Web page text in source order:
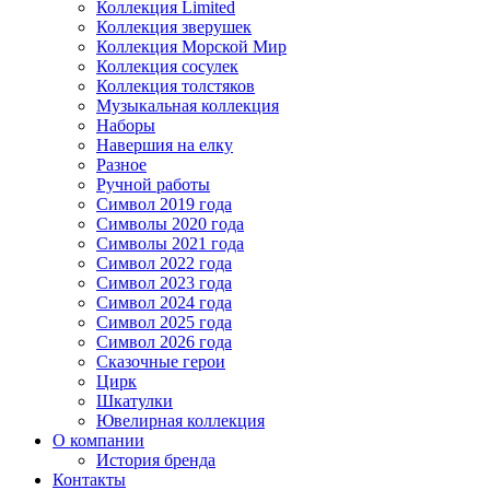
Коллекция Limited
Коллекция зверушек
Коллекция Морской Мир
Коллекция сосулек
Коллекция толстяков
Музыкальная коллекция
Наборы
Навершия на елку
Разное
Ручной работы
Символ 2019 года
Символы 2020 года
Символы 2021 года
Символ 2022 года
Символ 2023 года
Символ 2024 года
Символ 2025 года
Символ 2026 года
Сказочные герои
Цирк
Шкатулки
Ювелирная коллекция
О компании
История бренда
Контакты